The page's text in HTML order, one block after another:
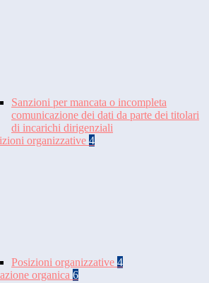
Sanzioni per mancata o incompleta
comunicazione dei dati da parte dei titolari
di incarichi dirigenziali
organizzative 4
Posizioni organizzative 4
organica 6